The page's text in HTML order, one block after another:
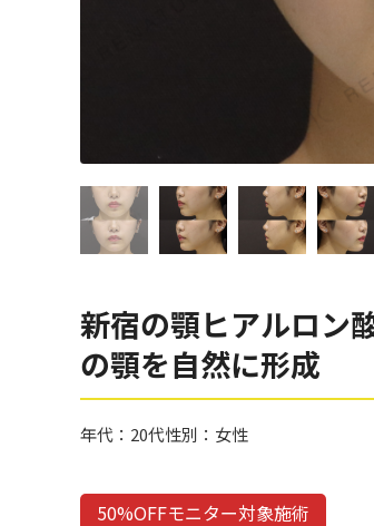
ほうれい線
性別から探す
男性
Age
年代から探す
30代
新宿の顎ヒアルロン
の顎を自然に形成
年代： 20代性別： 女性
50%OFFモニター対象施術